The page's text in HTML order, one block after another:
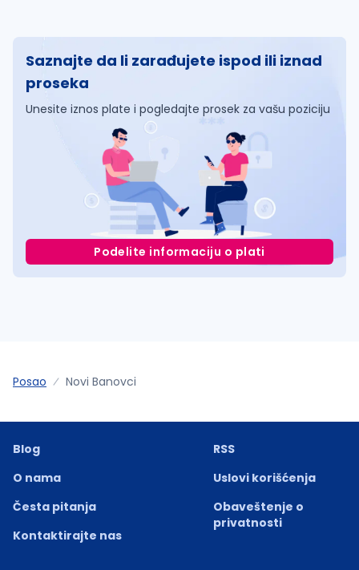
Saznajte da li zarađujete ispod ili iznad
proseka
Unesite iznos plate i pogledajte prosek za vašu poziciju
Podelite informaciju o plati
Posao Novi Banovci
Blog
O nama
Česta pitanja
Kontaktirajte nas
RSS
Uslovi korišćenja
Obaveštenje o
privatnosti